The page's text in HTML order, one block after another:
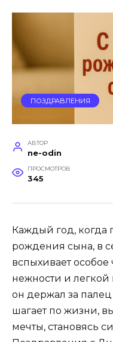
ПОЗДРАВЛЕНИЯ
АВТОР
ne-odin
ПРОСМОТРОВ
345
Каждый год, когда
рождения сына, в
вспыхивает
нежности и легкой
он держал за
шагает по жизни,
мечты, становясь